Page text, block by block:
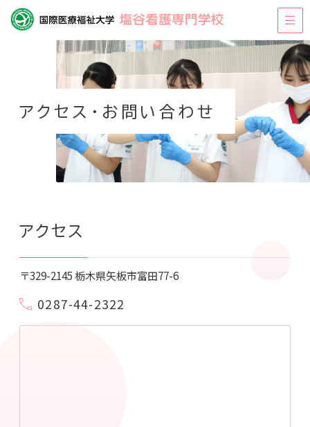
アクセス・お問い合わせ
アクセス
〒329-2145 栃木県矢板市富田77-6
0287-44-2322